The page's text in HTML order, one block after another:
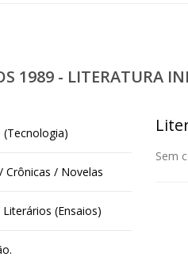
1989 - LITERATURA
Sem
(Tecnologia)
Crônicas / Novelas
Literários (Ensaios)